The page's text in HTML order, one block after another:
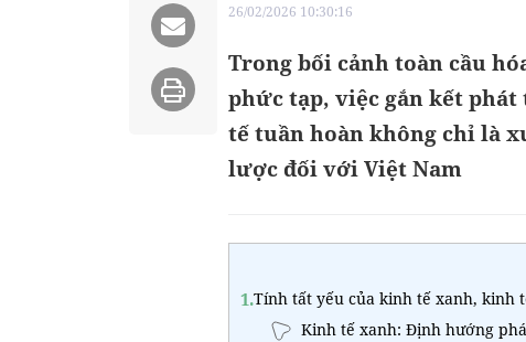
26/02/2026 10:30:16
Trong bối cảnh toàn cầu
phức tạp, việc gắn kết
tế tuần hoàn không chỉ là
lược đối với Việt Nam
1.Tính tất yếu của kinh tế xanh, kinh
Kinh tế xanh: Định hướng